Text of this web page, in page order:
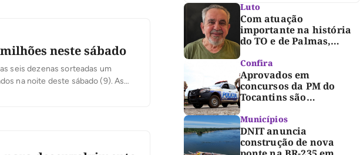
neste sábado
seis dezenas sorteadas um
na noite deste sábado (9). As
Luto
Com atuação
importante na história
do TO e de Palmas,
morre Israel Siqueira;
Palmas decreta luto
oficial de três dias
Confira
Aprovados em
concursos da PM do
Tocantins são
convocados para fase de
inclusão e posse
Municípios
DNIT anuncia
construção de nova